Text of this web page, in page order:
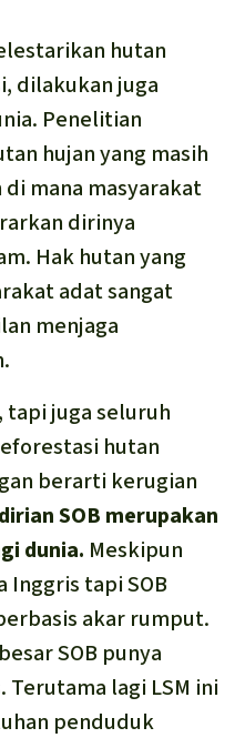
hutan
dilakukan juga
Penelitian
hujan yang masih
mana masyarakat
dirinya
Hak hutan yang
adat sangat
menjaga
tapi juga seluruh
hutan
berarti kerugian
SOB merupakan
dunia. Meskipun
Inggris tapi SOB
akar rumput.
SOB punya
Terutama lagi LSM ini
penduduk